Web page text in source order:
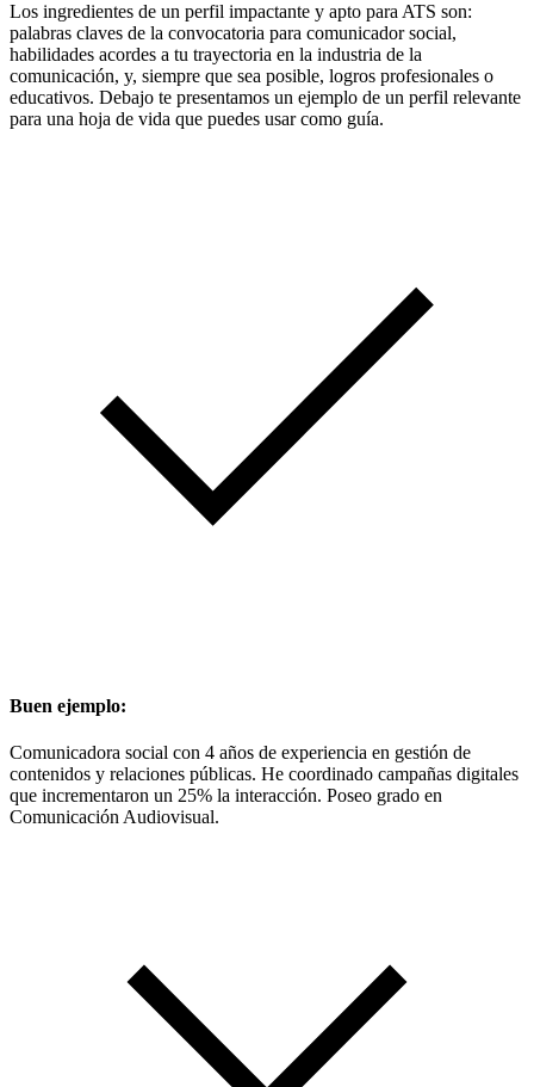
Los ingredientes de un perfil impactante y apto para ATS son:
palabras claves de la convocatoria para comunicador social,
habilidades acordes a tu trayectoria en la industria de la
comunicación, y, siempre que sea posible, logros profesionales o
educativos. Debajo te presentamos un ejemplo de un perfil relevante
para una hoja de vida que puedes usar como guía.
Buen ejemplo:
Comunicadora social con 4 años de experiencia en gestión de
contenidos y relaciones públicas. He coordinado campañas digitales
que incrementaron un 25% la interacción. Poseo grado en
Comunicación Audiovisual.